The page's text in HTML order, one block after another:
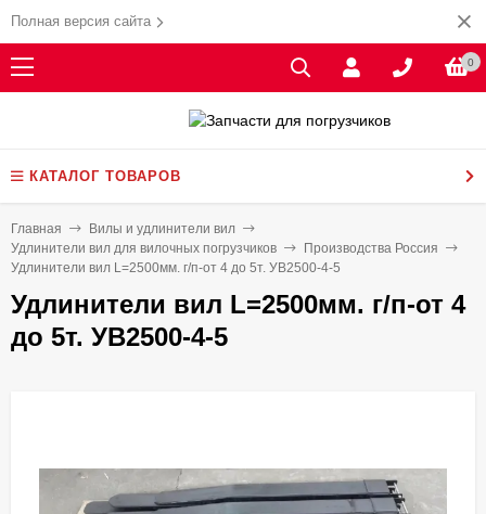
Полная версия сайта
0
КАТАЛОГ ТОВАРОВ
Главная
Вилы и удлинители вил
Удлинители вил для вилочных погрузчиков
Производства Россия
Удлинители вил L=2500мм. г/п-от 4 до 5т. УВ2500-4-5
Удлинители вил L=2500мм. г/п-от 4
до 5т. УВ2500-4-5